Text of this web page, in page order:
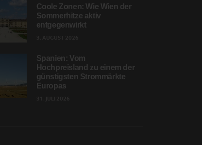
Coole Zonen: Wie Wien der
Sommerhitze aktiv
entgegenwirkt
Spanien: Vom
Hochpreisland zu einem der
günstigsten Strommärkte
Europas